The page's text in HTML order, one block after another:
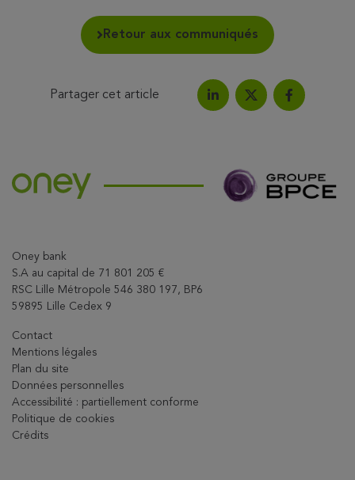
Retour aux communiqués
Partager cet article
Partagez l'article sur
Partagez l'article
Partagez
Oney bank
S.A au capital de 71 801 205 €
RSC Lille Métropole 546 380 197, BP6
59895 Lille Cedex 9
Contact
Mentions légales
Plan du site
Données personnelles
Accessibilité : partiellement conforme
Politique de cookies
Crédits